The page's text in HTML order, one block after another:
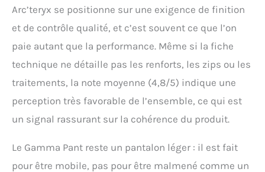
Arc’teryx se positionne sur une exigence de finition
et de contrôle qualité, et c’est souvent ce que l’on
paie autant que la performance. Même si la fiche
technique ne détaille pas les renforts, les zips ou les
traitements, la note moyenne (4,8/5) indique une
perception très favorable de l’ensemble, ce qui est
un signal rassurant sur la cohérence du produit.
Le Gamma Pant reste un pantalon léger : il est fait
pour être mobile, pas pour être malmené comme un